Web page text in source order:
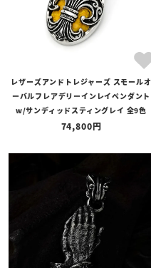
レザーズアンドトレジャーズ スモールオ
ーバルフレアデリーインレイペンダント
w/サンディッドスティングレイ 全9色
74,800